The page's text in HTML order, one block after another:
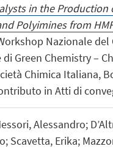
in the Production
Polyimines from
Nazionale del
Green Chemistry –
Chimica Italiana,
in Atti di
Alessandro;
Scavetta, Erika;